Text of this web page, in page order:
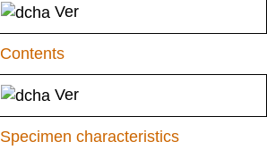
Ver
Contents
Ver
Specimen characteristics